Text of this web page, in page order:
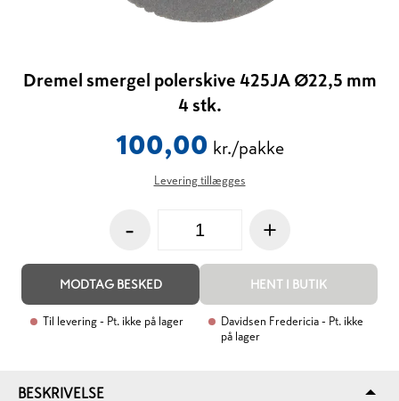
Dremel smergel polerskive 425JA Ø22,5 mm
4 stk.
100,00 kr./pakke
Levering tillægges
- +
MODTAG BESKED HENT I BUTIK
Til levering - Pt. ikke på lager Davidsen Fredericia - Pt. ikke
på lager
BESKRIVELSE